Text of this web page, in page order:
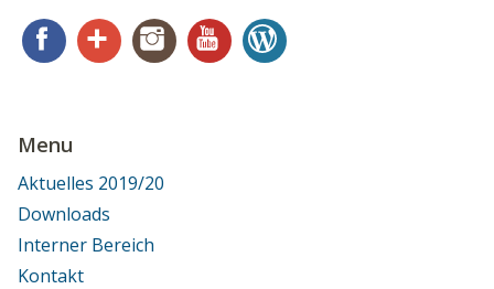
FacebookGoogle+ InstagramYouTube
Menu
Aktuelles 2019/20
Downloads
Interner Bereich
Kontakt